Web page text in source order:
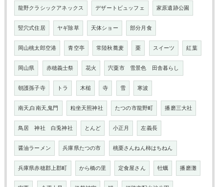
龍野クラシックアネックス デザートビュッフェ 家原遺跡公園
竪穴式住居 ヤギ除草 天体ショー 部分月食
岡山桃太郎空港 青空亭 常陸秋蕎麦 栗 スイーツ 紅葉
岡山県 赤穂義士祭 花火 宍粟市 雪景色 田舎暮らし
朝護孫子寺 トラ 木槌 寺 雪 寒波
南天,白南天,鬼門 粒坐天照神社 たつの市龍野町 播磨三大社
鳥居 神社 白兎神社 とんど 小正月 左義長
醤油ラーメン 兵庫県たつの市 桃栗さんねん柿はちねん
兵庫県赤穂郡上郡町 から橋の里 定食屋さん 牡蠣 播磨灘